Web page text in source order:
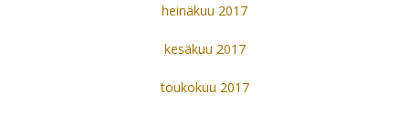
heinäkuu 2017
kesäkuu 2017
toukokuu 2017